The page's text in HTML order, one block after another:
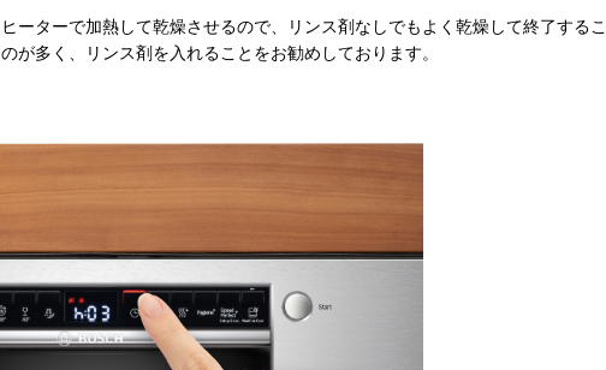
ーターで加熱して乾燥させるので、リンス剤なしでもよく乾燥して終了する
が多く、リンス剤を入れることをお勧めしております。